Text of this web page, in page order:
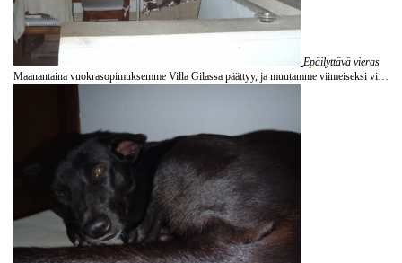
Epäilyttävä vieras
Maanantaina vuokrasopimuksemme Villa Gilassa päättyy, ja muutamme viimeiseksi viikoksi hotelliin. Itku tässä tulee pelkästään ajatellessa, että Klara täytyy jättää tänne :( Neljän kuukauden jälkeen se ei ole enää vain Villa Gilan koira, vaan myös